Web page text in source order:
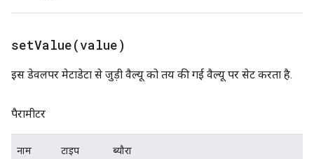
setValue(value)
इस डेवलपर मेटाडेटा से जुड़ी वैल्यू को तय की गई वैल्यू पर सेट करता है.
पैरामीटर
नाम टाइप ब्यौरा